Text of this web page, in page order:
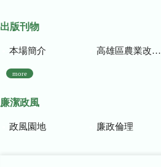
出版刊物
本場簡介 高雄區農業改良場研究彙報
more
廉潔政風
政風園地 廉政倫理